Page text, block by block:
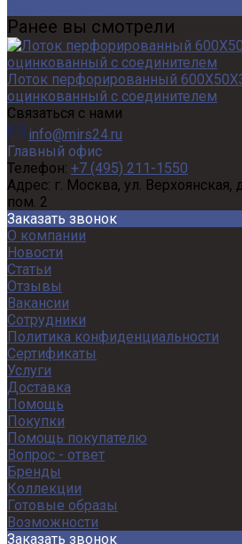
Ранее вы смотрели
Лоток перфорированный
оцинкованный с соединителем
Связаться с нами
info@mirs24.ru
Главный офис
Телефон: +7 (495) 211-1550
Адрес: г. Москва, ул. Верхоянская,
пом. 2
Заказать звонок
О компании
Новости
Статьи
Отзывы
Вакансии
Сотрудники
Политика конфиденциальности
Сертификаты
Услуги
Доставка
Помощь
Покупки
Помощь покупателю
Вопрос - ответ
Бренды
Коллекции
Готовые образы
Возможности
Заказать звонок